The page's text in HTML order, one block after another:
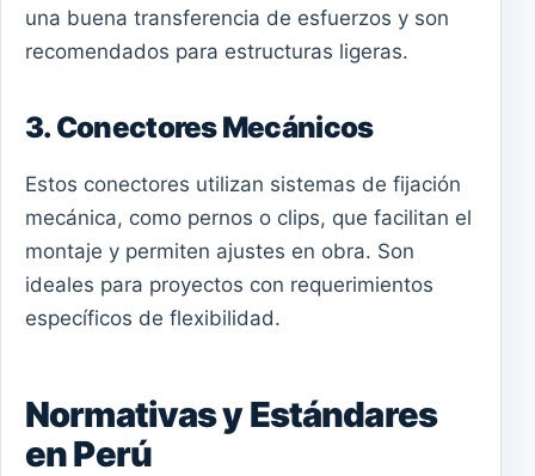
una buena transferencia de esfuerzos y son
recomendados para estructuras ligeras.
3. Conectores Mecánicos
Estos conectores utilizan sistemas de fijación
mecánica, como pernos o clips, que facilitan el
montaje y permiten ajustes en obra. Son
ideales para proyectos con requerimientos
específicos de flexibilidad.
Normativas y Estándares
en Perú